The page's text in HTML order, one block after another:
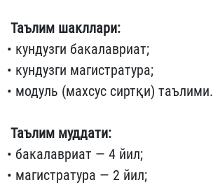
Таълим шакллари:
• кундузги бакалавриат;
• кундузги магистратура;
• модуль (махсус сиртқи) таълими.
Таълим муддати:
• бакалавриат — 4 йил;
• магистратура — 2 йил;